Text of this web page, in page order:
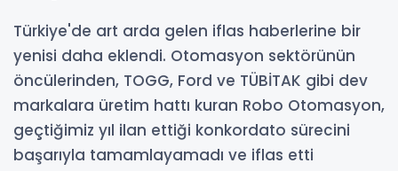
Türkiye'de art arda gelen iflas haberlerine bir
yenisi daha eklendi. Otomasyon sektörünün
öncülerinden, TOGG, Ford ve TÜBİTAK gibi dev
markalara üretim hattı kuran Robo Otomasyon,
geçtiğimiz yıl ilan ettiği konkordato sürecini
başarıyla tamamlayamadı ve iflas etti